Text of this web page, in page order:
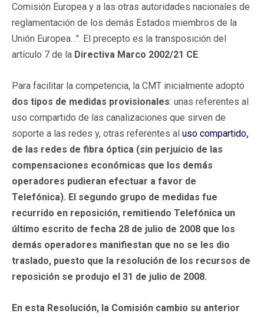
Comisión Europea y a las otras autoridades nacionales de
reglamentación de los demás Estados miembros de la
Unión Europea…". El precepto es la transposición del
artículo 7 de la Directiva Marco 2002/21 CE.
Para facilitar la competencia, la CMT inicialmente adoptó
dos tipos de medidas provisionales: unas referentes al
uso compartido de las canalizaciones que sirven de
soporte a las redes y, otras referentes al uso compartido,
de las redes de fibra óptica (sin perjuicio de las
compensaciones económicas que los demás
operadores pudieran efectuar a favor de
Telefónica). El segundo grupo de medidas fue
recurrido en reposición, remitiendo Telefónica un
último escrito de fecha 28 de julio de 2008 que los
demás operadores manifiestan que no se les dio
traslado, puesto que la resolución de los recursos de
reposición se produjo el 31 de julio de 2008.
En esta Resolución, la Comisión cambio su anterior